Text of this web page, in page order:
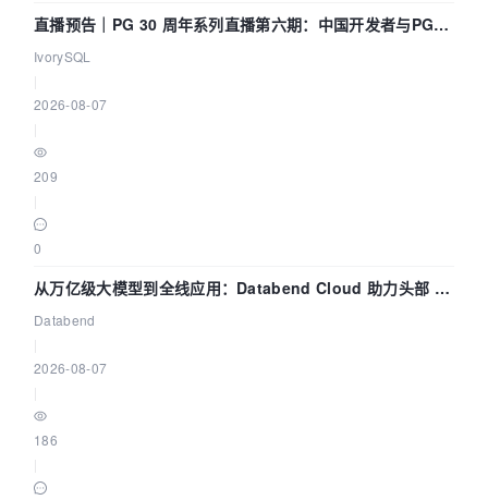
直播预告｜PG 30 周年系列直播第六期：中国开发者与PG内
核——我们改得动吗？我们贡献了什么？
IvorySQL
2026-08-07
209
0
从万亿级大模型到全线应用：Databend Cloud 助力头部 AI
企业构建全链路 Trace 数据管道
Databend
2026-08-07
186